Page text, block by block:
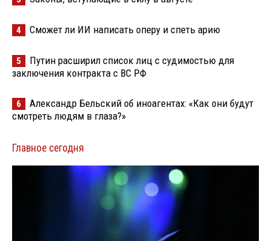
4 Сможет ли ИИ написать оперу и спеть арию
5
Путин расширил список лиц с судимостью для
заключения контракта с ВС РФ
6
Александр Бельский об иноагентах: «Как они будут
смотреть людям в глаза?»
Главное сегодня